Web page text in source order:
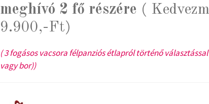
meghívó 2 fő részére (
9.900,-Ft)
( 3 fogásos vacsora félpanziós étlapról történő
vagy bor))